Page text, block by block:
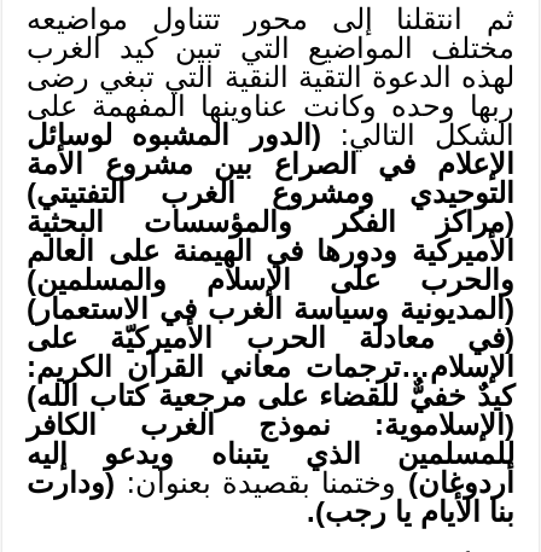
ثم انتقلنا إلى محور تتناول مواضيعه
مختلف المواضيع التي تبين كيد الغرب
لهذه الدعوة التقية النقية التي تبغي رضى
ربها وحده وكانت عناوينها المفهمة على
الشكل التالي: (الدور المشبوه لوسائل
الإعلام في الصراع بين مشروع الأمة
التوحيدي ومشروع الغرب التفتيتي)
(مراكز الفكر والمؤسسات البحثية
الأميركية ودورها في الهيمنة على العالم
والحرب على الإسلام والمسلمين)
(المديونية وسياسة الغرب في الاستعمار)
(في معادلة الحرب الأميركيّة على
الإسلام…ترجمات معاني القرآن الكريم:
كيدٌ خفيٌّ للقضاء على مرجعية كتاب الله)
(الإسلاموية: نموذج الغرب الكافر
للمسلمين الذي يتبناه ويدعو إليه
أردوغان) وختمنا بقصيدة بعنوان: (ودارت
بنا الأيام يا رجب).